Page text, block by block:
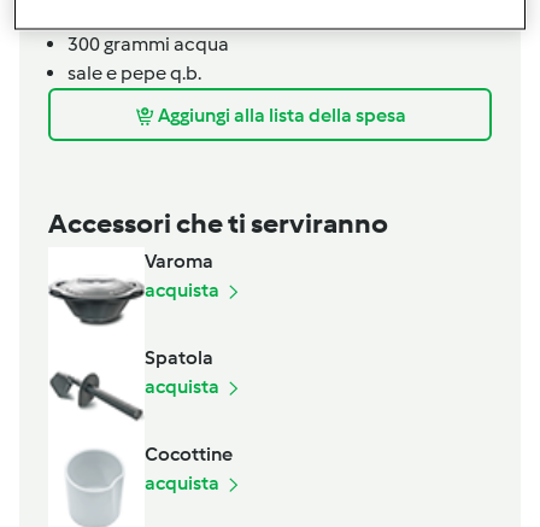
300grammi acqua
sale e pepe q.b.
Aggiungi alla lista della spesa
Accessori che ti serviranno
Varoma
acquista
Spatola
acquista
Cocottine
acquista